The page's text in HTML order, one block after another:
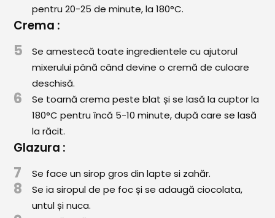
pentru 20-25 de minute, la 180°C.
Crema :
5
Se amestecă toate ingredientele cu ajutorul
mixerului până când devine o cremă de culoare
deschisă.
6
Se toarnă crema peste blat și se lasă la cuptor la
180°C pentru încă 5-10 minute, după care se lasă
la răcit.
Glazura :
7 Se face un sirop gros din lapte si zahăr.
8
Se ia siropul de pe foc și se adaugă ciocolata,
untul și nuca.